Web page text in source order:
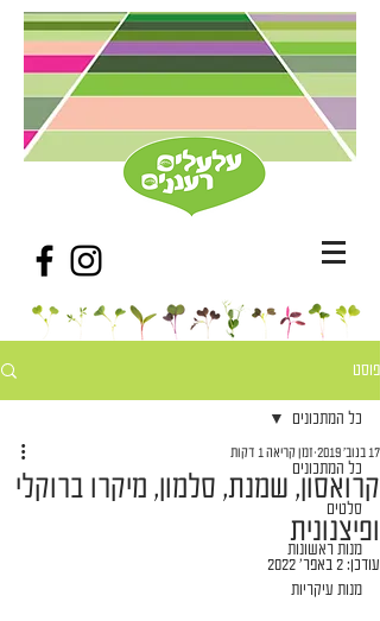
פוסט
כל המתכונים
סלטים
מנות ראשונות
מנות עיקריות
כל המתכונים
קרואסון, שמנת, סלמון, מיקרו ברוקלי
ופיצנונית
17 בנוב׳ 2019 זמן קריאה 1 דקות
עודכן: 2 באפר׳ 2022